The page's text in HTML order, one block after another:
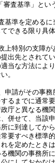
審査基準」とい
基準を定める
できる限り具
上特別の支障
出先とされて
当な方法によ
。
申請がその事
るまでに通常
庁と異なる機
併せて、当該
に到達してか
要すべき標準
を定めたとき
機関の事務所